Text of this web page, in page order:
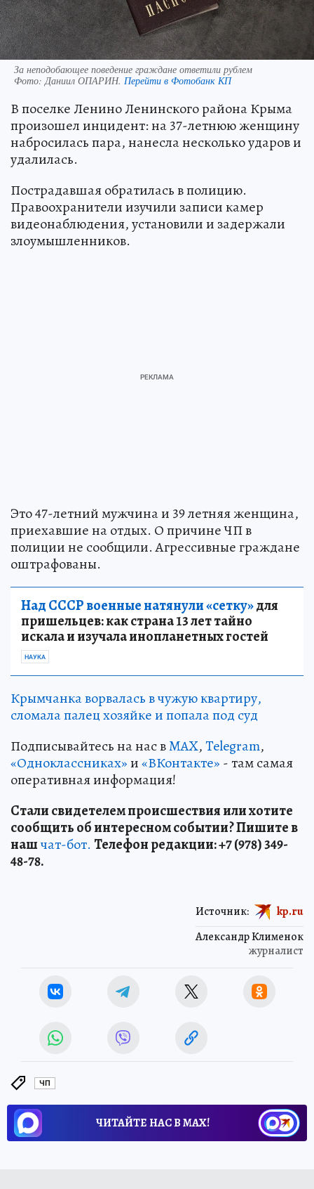
За неподобающее поведение граждане ответили рублем
Фото: Даниил ОПАРИН. Перейти в Фотобанк КП
В поселке Ленино Ленинского района Крыма
произошел инцидент: на 37-летнюю женщину
набросилась пара, нанесла несколько ударов и
удалилась.
Пострадавшая обратилась в полицию.
Правоохранители изучили записи камер
видеонаблюдения, установили и задержали
злоумышленников.
Это 47-летний мужчина и 39 летняя женщина,
приехавшие на отдых. О причине ЧП в
полиции не сообщили. Агрессивные граждане
оштрафованы.
Над СССР военные натянули «сетку»для
пришельцев: как страна 13 лет тайно
искала и изучала инопланетных гостей
НАУКА
Крымчанка ворвалась в чужую квартиру,
сломала палец хозяйке и попала под суд
Подписывайтесь на нас вMAX,Telegram,
«Одноклассниках»и«ВКонтакте» - там самая
оперативная информация!
Стали свидетелем происшествия или хотите
сообщить об интересном событии? Пишите в
нашчат-бот. Телефон редакции: +7 (978) 349-
48-78.
Александр Клименок
журналист
Источник: kp.ru
ЧП
ЧИТАЙТЕ НАС В МАХ!